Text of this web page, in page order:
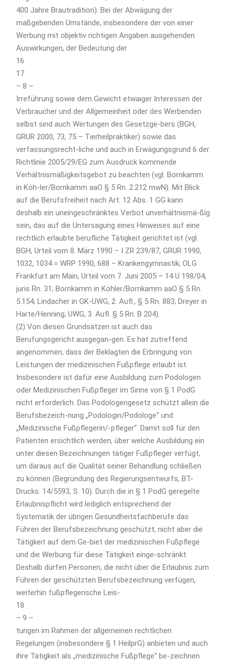
400 Jahre Brautradition). Bei der Abwägung der
maßgebenden Umstände, insbesondere der von einer
Werbung mit objektiv richtigen Angaben ausgehenden
Auswirkungen, der Bedeutung der
16
17
– 8 –
Irreführung sowie dem Gewicht etwaiger Interessen der
Verbraucher und der Allgemeinheit oder des Werbenden
selbst sind auch Wertungen des Gesetzge-bers (BGH,
GRUR 2000, 73, 75 – Tierheilpraktiker) sowie das
verfassungsrecht-liche und auch in Erwägungsgrund 6 der
Richtlinie 2005/29/EG zum Ausdruck kommende
Verhältnismäßigkeitsgebot zu beachten (vgl. Bornkamm
in Köh-ler/Bornkamm aaO § 5 Rn. 2.212 mwN). Mit Blick
auf die Berufsfreiheit nach Art. 12 Abs. 1 GG kann
deshalb ein uneingeschränktes Verbot unverhältnismä-ßig
sein, das auf die Untersagung eines Hinweises auf eine
rechtlich erlaubte berufliche Tätigkeit gerichtet ist (vgl.
BGH, Urteil vom 8. März 1990 – I ZR 239/87, GRUR 1990,
1032, 1034 = WRP 1990, 688 – Krankengymnastik; OLG
Frankfurt am Main, Urteil vom 7. Juni 2005 – 14 U 198/04,
juris Rn. 31; Bornkamm in Köhler/Bornkamm aaO § 5 Rn.
5.154; Lindacher in GK-UWG, 2. Aufl., § 5 Rn. 883; Dreyer in
Harte/Henning, UWG, 3. Aufl. § 5 Rn. B 204).
(2) Von diesen Grundsätzen ist auch das
Berufungsgericht ausgegan-gen. Es hat zutreffend
angenommen, dass der Beklagten die Erbringung von
Leistungen der medizinischen Fußpflege erlaubt ist.
Insbesondere ist dafür eine Ausbildung zum Podologen
oder Medizinischen Fußpfleger im Sinne von § 1 PodG
nicht erforderlich. Das Podologengesetz schützt allein die
Berufsbezeich-nung „Podologin/Podologe“ und
„Medizinische Fußpflegerin/-pfleger“. Damit soll für den
Patienten ersichtlich werden, über welche Ausbildung ein
unter diesen Bezeichnungen tätiger Fußpfleger verfügt,
um daraus auf die Qualität seiner Behandlung schließen
zu können (Begründung des Regierungsentwurfs, BT-
Drucks. 14/5593, S. 10). Durch die in § 1 PodG geregelte
Erlaubnispflicht wird lediglich entsprechend der
Systematik der übrigen Gesundheitsfachberufe das
Führen der Berufsbezeichnung geschützt, nicht aber die
Tätigkeit auf dem Ge-biet der medizinischen Fußpflege
und die Werbung für diese Tätigkeit einge-schränkt.
Deshalb dürfen Personen, die nicht über die Erlaubnis zum
Führen der geschützten Berufsbezeichnung verfügen,
weiterhin fußpflegerische Leis-
18
– 9 –
tungen im Rahmen der allgemeinen rechtlichen
Regelungen (insbesondere § 1 HeilprG) anbieten und auch
ihre Tätigkeit als „medizinische Fußpflege“ be-zeichnen